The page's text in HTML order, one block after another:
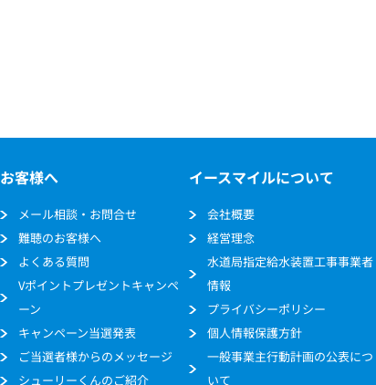
お客様へ
メール相談・お問合せ
難聴のお客様へ
よくある質問
Vポイントプレゼントキャンペ
ーン
キャンペーン当選発表
ご当選者様からのメッセージ
シューリーくんのご紹介
イースマイルについて
会社概要
経営理念
水道局指定給水装置工事事業者
情報
プライバシーポリシー
個人情報保護方針
一般事業主行動計画の公表につ
いて